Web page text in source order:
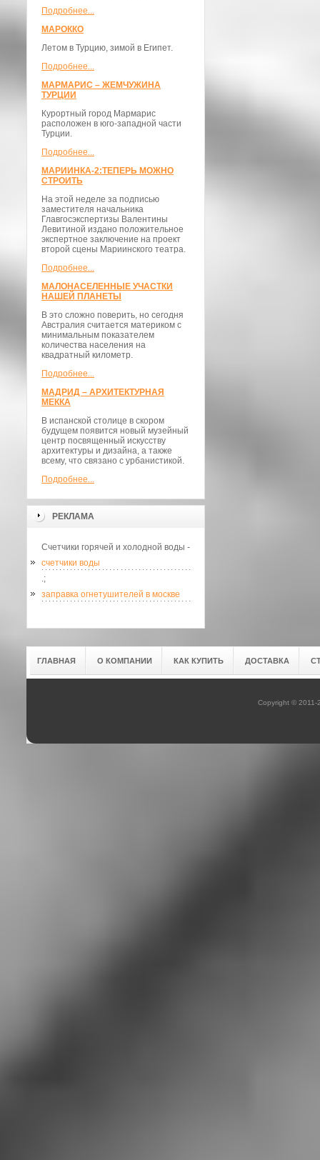
Подробнее...
МАРОККО
Летом в Турцию, зимой в Египет.
Подробнее...
МАРМАРИС – ЖЕМЧУЖИНА
ТУРЦИИ
Курортный город Мармарис
расположен в юго-западной части
Турции.
Подробнее...
МАРИИНКА-2:ТЕПЕРЬ МОЖНО
СТРОИТЬ
На этой неделе за подписью
заместителя начальника
Главгосэкспертизы Валентины
Левитиной издано положительное
экспертное заключение на проект
второй сцены Мариинского театра.
Подробнее...
МАЛОНАСЕЛЕННЫЕ УЧАСТКИ
НАШЕЙ ПЛАНЕТЫ
В это сложно поверить, но сегодня
Австралия считается материком с
минимальным показателем
количества населения на
квадратный километр.
Подробнее...
МАДРИД – АРХИТЕКТУРНАЯ
МЕККА
В испанской столице в скором
будущем появится новый музейный
центр посвященный искусству
архитектуры и дизайна, а также
всему, что связано с урбанистикой.
Подробнее...
РЕКЛАМА
Счетчики горячей и холодной воды -
счетчики воды
.;
заправка огнетушителей в москве
ГЛАВНАЯ О КОМПАНИИ КАК КУПИТЬ ДОСТАВКА
Copyright © 2011-